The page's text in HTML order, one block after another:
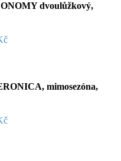
dvoulůžkový,
mimosezóna,